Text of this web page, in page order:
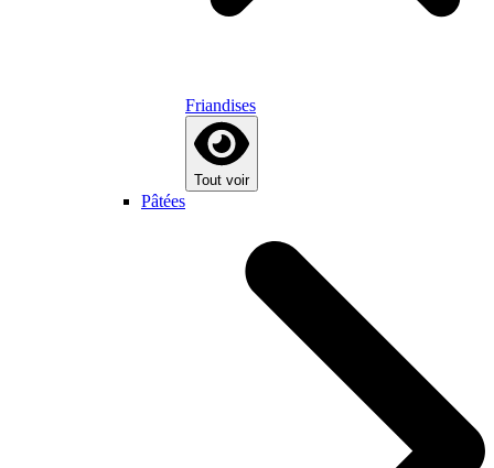
Friandises
Tout voir
Pâtées